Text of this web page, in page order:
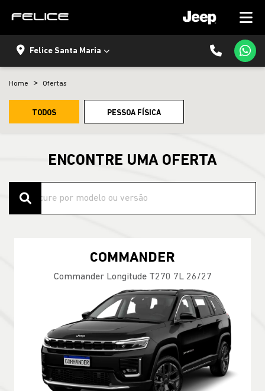
Felice Santa Maria
Home Ofertas
TODOS PESSOA FÍSICA
ENCONTRE UMA OFERTA
COMMANDER
Commander Longitude T270 7L 26/27